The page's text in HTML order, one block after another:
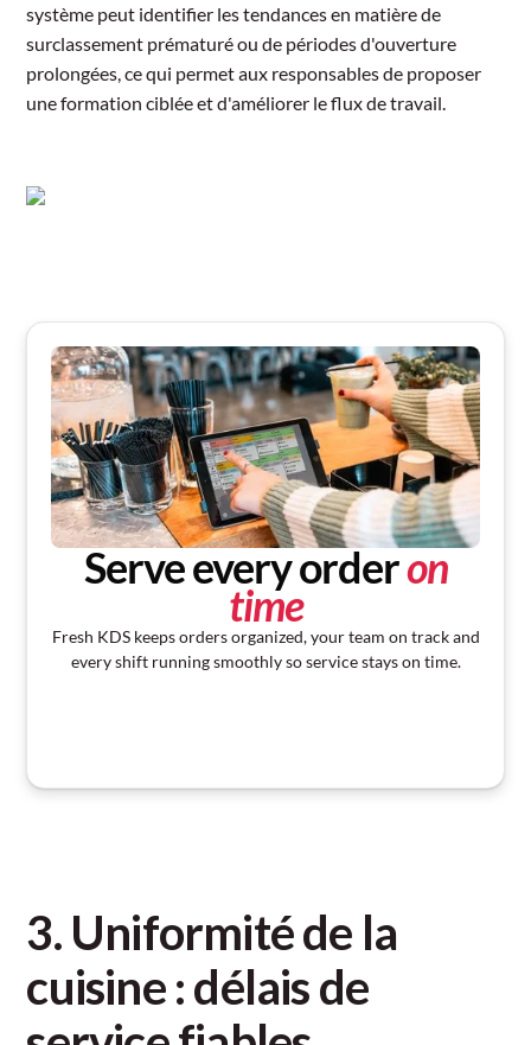
système peut identifier les tendances en matière de
surclassement prématuré ou de périodes d'ouverture
prolongées, ce qui permet aux responsables de proposer
une formation ciblée et d'améliorer le flux de travail.
Serve every orderon
time
Fresh KDS keeps orders organized, your team on track and
every shift running smoothly so service stays on time.
3. Uniformité de la
cuisine : délais de